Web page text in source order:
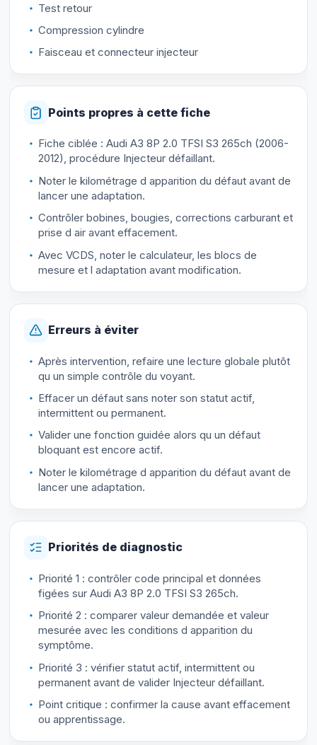
Test retour
Compression cylindre
Faisceau et connecteur injecteur
Points propres à cette fiche
Fiche ciblée : Audi A3 8P 2.0 TFSI S3 265ch (2006-
2012), procédure Injecteur défaillant.
Noter le kilométrage d apparition du défaut avant de
lancer une adaptation.
Contrôler bobines, bougies, corrections carburant et
prise d air avant effacement.
Avec VCDS, noter le calculateur, les blocs de
mesure et l adaptation avant modification.
Erreurs à éviter
Après intervention, refaire une lecture globale plutôt
qu un simple contrôle du voyant.
Effacer un défaut sans noter son statut actif,
intermittent ou permanent.
Valider une fonction guidée alors qu un défaut
bloquant est encore actif.
Noter le kilométrage d apparition du défaut avant de
lancer une adaptation.
Priorités de diagnostic
Priorité 1 : contrôler code principal et données
figées sur Audi A3 8P 2.0 TFSI S3 265ch.
Priorité 2 : comparer valeur demandée et valeur
mesurée avec les conditions d apparition du
symptôme.
Priorité 3 : vérifier statut actif, intermittent ou
permanent avant de valider Injecteur défaillant.
Point critique : confirmer la cause avant effacement
ou apprentissage.